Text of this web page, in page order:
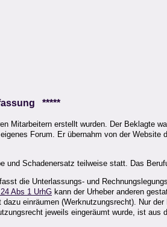
*****
Mitarbeitern erstellt wurden. Der Beklagte
Forum. Er übernahm von der Website
Schadenersatz teilweise statt. Das
die Unterlassungs- und
Abs 1 UrhG kann der Urheber anderen
einräumen (Werknutzungsrecht). Nur
jeweils eingeräumt wurde, ist aus